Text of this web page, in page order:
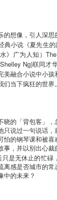
的想像，引人深
典小说《夏先生
》广为人知）
Ng)联同才
美融合小说中小
们当下疯狂的世
晓的「背包客」
只说过一句说话
怕的钢琴课和被
事，并以别出心
是无休止的忙碌
离感是否城市的
中的未来？